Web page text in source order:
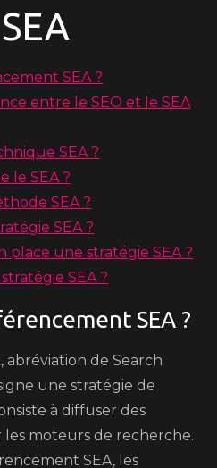
SEA ?
entre le SEO et le SEA
SEA ?
le SEA ?
SEA ?
SEA ?
une stratégie SEA ?
SEA ?
SEA ?
abréviation de Search
une stratégie de
à diffuser des
les moteurs de recherche.
SEA, les